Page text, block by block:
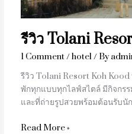
รีวิว Tolani
1 Comment/hotel/ By
รีวิว Tolani Resort Koh Kood
พักทุกแบบทุกไลฟ์สไตล์ มีกิจกร
และที่ถ่ายรูปสวยพร้อมต้อนรับนั
Read More »